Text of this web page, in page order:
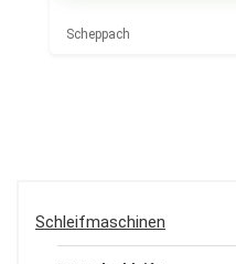
Scheppach
Schleifmaschinen